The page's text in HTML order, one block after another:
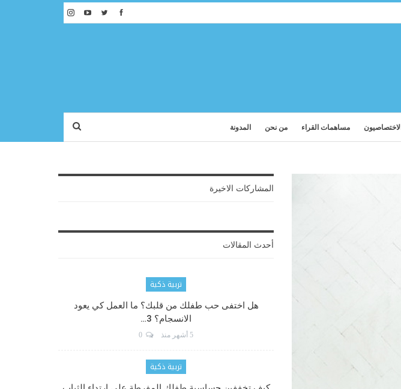
الاختصاصيون مساهمات القراء من نحن المدونة
المشاركات الاخيرة
أحدث المقالات
تربية ذكية
هل اختفى حب طفلك من قلبك؟ ما العمل كي يعود
الانسجام؟ 3…
5 أشهر منذ
تربية ذكية